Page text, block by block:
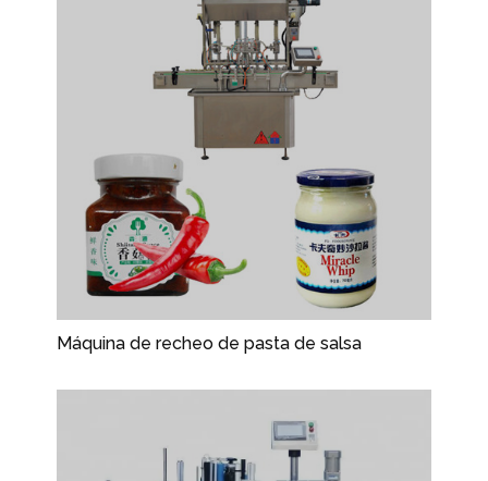
Máquina de recheo de pasta de salsa